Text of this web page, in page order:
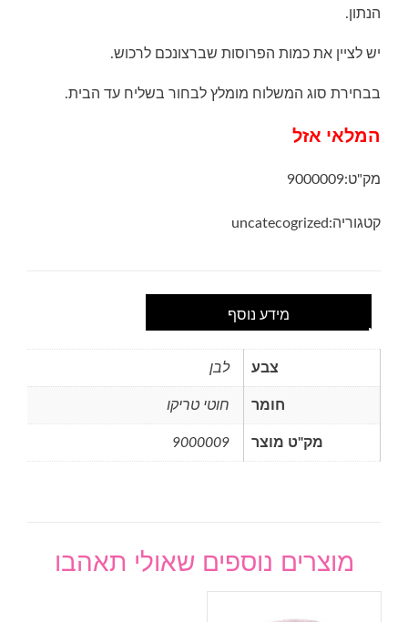
הנתון.
יש לציין את כמות הפרוסות שברצונכם לרכוש.
בבחירת סוג המשלוח מומלץ לבחור בשליח עד הבית.
המלאי אזל
מק"ט:9000009
קטגוריה:uncatecogrized
מידע נוסף
צבע לבן
חומר חוטי טריקו
מק"ט מוצר 9000009
מוצרים נוספים שאולי תאהבו